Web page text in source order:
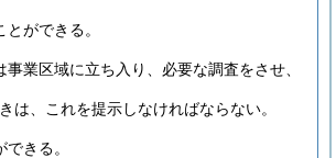
ができる。
業区域に立ち入り、必要な調査をさせ、
、これを提示しなければならない。
きる。